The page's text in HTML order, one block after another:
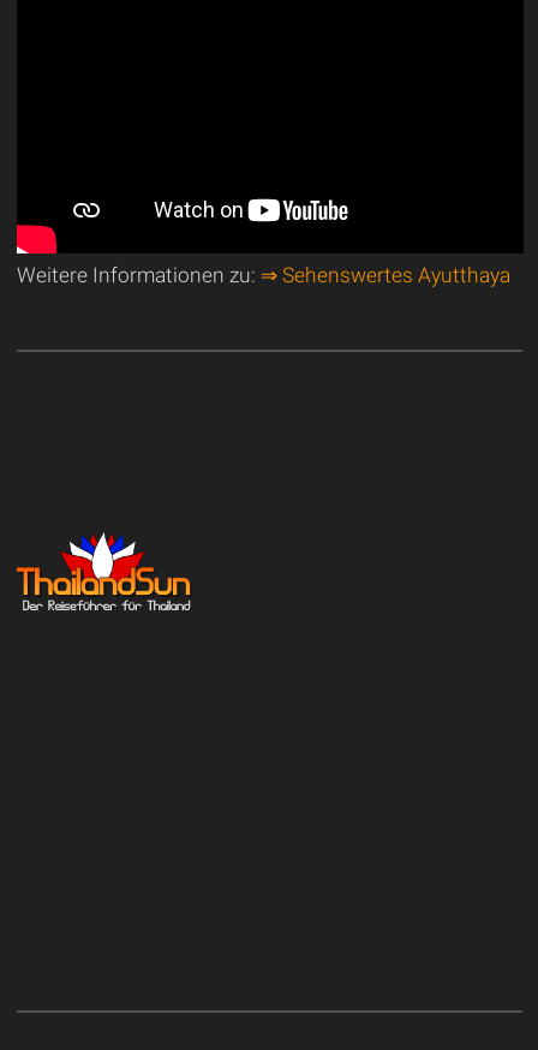
Weitere Informationen zu: ⇒ Sehenswertes Ayutthaya